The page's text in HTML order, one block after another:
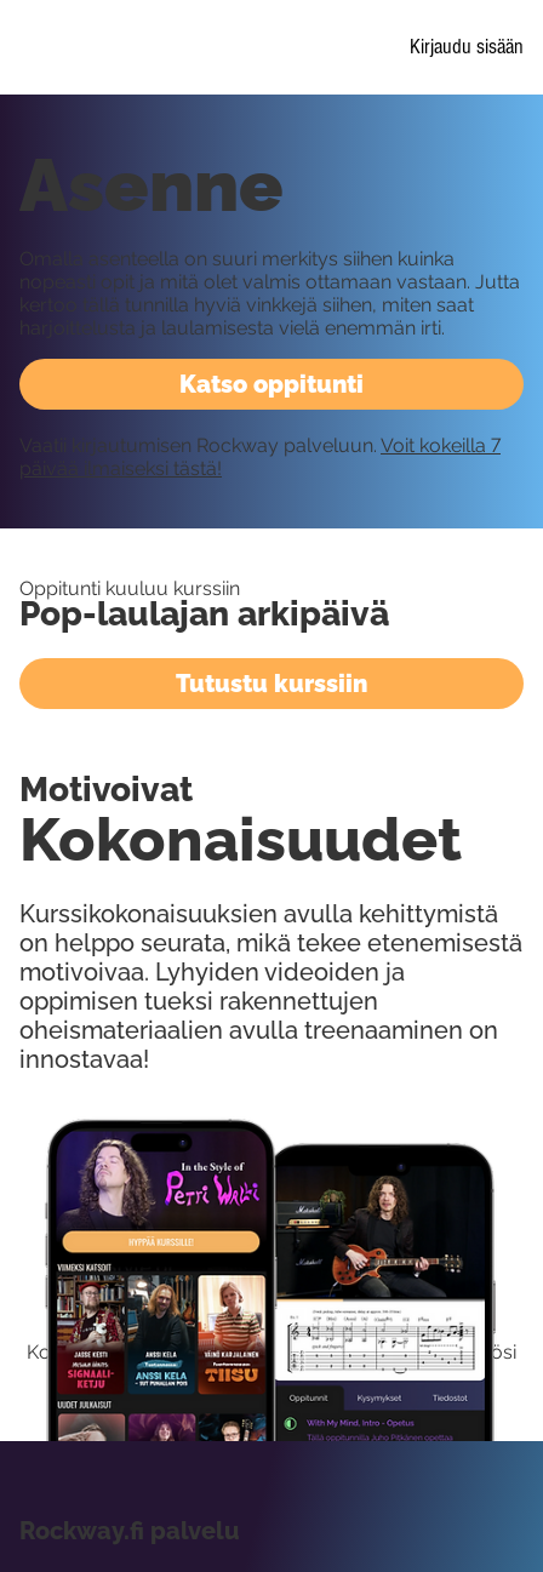
Kirjaudu sisään
Kokeile Ilmaiseksi
Kokeilemalla ilmaiseksi saat koko sisältömme käyttöösi
viikon ajaksi.
Katso oppitunti
Asenne
Omalla asenteella on suuri merkitys siihen kuinka
nopeasti opit ja mitä olet valmis ottamaan vastaan. Jutta
kertoo tällä tunnilla hyviä vinkkejä siihen, miten saat
harjoittelusta ja laulamisesta vielä enemmän irti.
Vaatii kirjautumisen Rockway palveluun. Voit kokeilla 7
päivää ilmaiseksi tästä!
Oppitunti kuuluu kurssiin
Pop-laulajan arkipäivä
Tutustu kurssiin
Kurssikokonaisuuksien avulla kehittymistä
on helppo seurata, mikä tekee etenemisestä
motivoivaa. Lyhyiden videoiden ja
oppimisen tueksi rakennettujen
oheismateriaalien avulla treenaaminen on
innostavaa!
Kokonaisuudet
Motivoivat
Rockway.fi palvelu